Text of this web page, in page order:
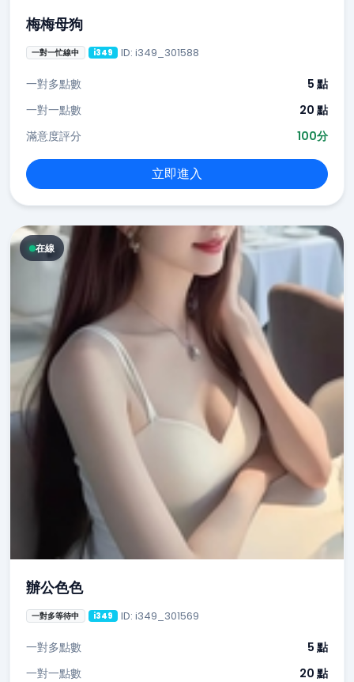
梅梅母狗
一對一忙線中 i349 ID: i349_301588
一對多點數
5 點
一對一點數
20 點
滿意度評分
100分
立即進入
在線
辦公色色
一對多等待中 i349 ID: i349_301569
一對多點數
5 點
一對一點數
20 點